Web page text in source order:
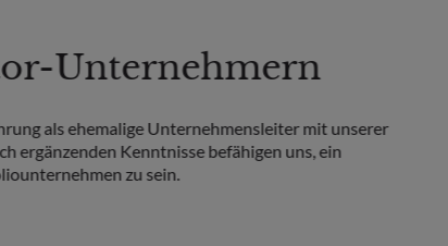
Unternehmern
als ehemalige Unternehmensleiter mit unserer
ergänzenden Kenntnisse befähigen uns, ein
zu sein.